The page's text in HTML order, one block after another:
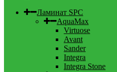
Ламинат SPC
AquaMax
Virtuose
Avant
Sander
Integra
Integra Stone